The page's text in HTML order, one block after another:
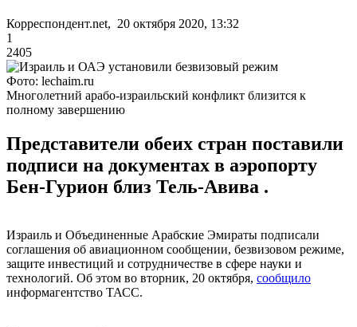
Корреспондент.net, 20 октября 2020, 13:32
1
2405
Фото: lechaim.ru
Многолетний арабо-израильский конфликт близится к
полному завершению
Представители обеих стран поставили
подписи на документах в аэропорту
Бен-Гурион близ Тель-Авива .
Израиль и Объединенные Арабские Эмираты подписали
соглашения об авиационном сообщении, безвизовом режиме,
защите инвестиций и сотрудничестве в сфере науки и
технологий. Об этом во вторник, 20 октября, сообщило
информагентство ТАСС.